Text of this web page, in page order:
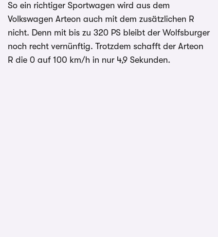
So ein richtiger Sportwagen wird aus dem
Volkswagen Arteon auch mit dem zusätzlichen R
nicht. Denn mit bis zu 320 PS bleibt der Wolfsburger
noch recht vernünftig. Trotzdem schafft der Arteon
R die 0 auf 100 km/h in nur 4,9 Sekunden.